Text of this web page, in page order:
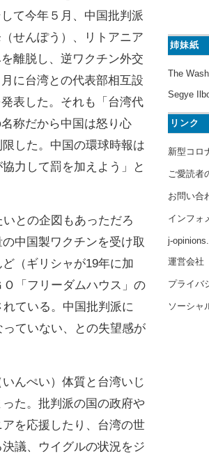
て今年５月、中国批判派
せんぽう）、リトアニア
離脱し、逆ワクチン外交
に台湾との代表部相互設
表した。それも「台湾代
称だから中国は怒り心
した。中国の環球時報は
力して罰を加えよう」と
との企図もあっただろ
中国製ワクチンを受け取
（ギリシャが19年に加
「フリーダムハウス」の
ている。中国批判派に
ていない、との失望感が
んぺい）体質と台湾いじ
た。批判派の国の政府や
を応援したり、台湾の世
議、ウイグルの状況をジ
姉妹紙
The
Segye
リンク
新型コロ
ご愛読者
お問い合
インフォ
j-
運営会社
プライバ
ソーシャ